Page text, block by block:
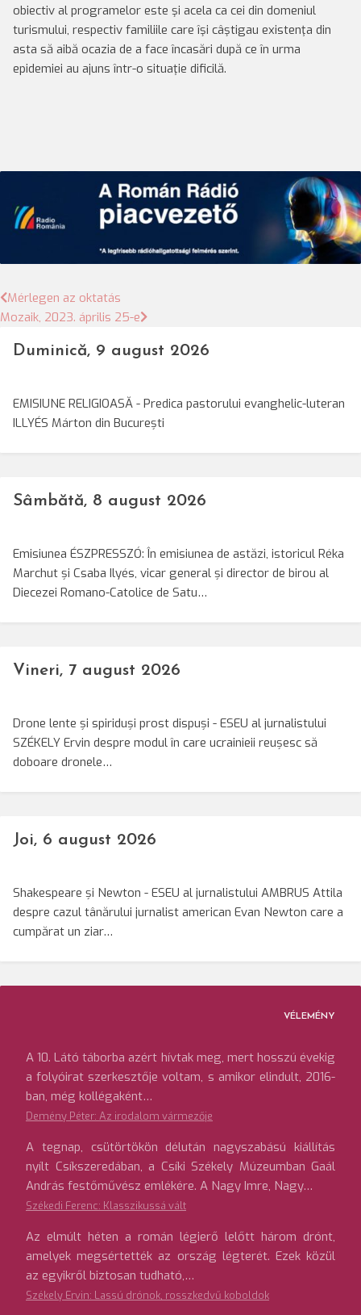
obiectiv al programelor este şi acela ca cei din domeniul
turismului, respectiv familiile care îşi câştigau existenţa din
asta să aibă ocazia de a face încasări după ce în urma
epidemiei au ajuns într-o situaţie dificilă.
Bejegyzés
navigáció
Mérlegen az oktatás
Mozaik, 2023. április 25-e
Duminică, 9 august 2026
EMISIUNE RELIGIOASĂ - Predica pastorului evanghelic-luteran
ILLYÉS Márton din București
Sâmbătă, 8 august 2026
Emisiunea ÉSZPRESSZÓ: În emisiunea de astăzi, istoricul Réka
Marchut și Csaba Ilyés, vicar general și director de birou al
Diecezei Romano-Catolice de Satu…
Vineri, 7 august 2026
Drone lente și spiriduși prost dispuși - ESEU al jurnalistului
SZÉKELY Ervin despre modul în care ucrainieii reușesc să
doboare dronele…
Joi, 6 august 2026
Shakespeare și Newton - ESEU al jurnalistului AMBRUS Attila
despre cazul tânărului jurnalist american Evan Newton care a
cumpărat un ziar…
VÉLEMÉNY
A 10. Látó táborba azért hívtak meg, mert hosszú évekig
a folyóirat szerkesztője voltam, s amikor elindult, 2016-
ban, még kollégaként…
Demény Péter: Az irodalom vármezője
A tegnap, csütörtökön délután nagyszabású kiállítás
nyílt Csíkszeredában, a Csíki Székely Múzeumban Gaál
András festőművész emlékére. A Nagy Imre, Nagy…
Székedi Ferenc: Klasszikussá vált
Az elmúlt héten a román légierő lelőtt három drónt,
amelyek megsértették az ország légterét. Ezek közül
az egyikről biztosan tudható,…
Székely Ervin: Lassú drónok, rosszkedvű koboldok